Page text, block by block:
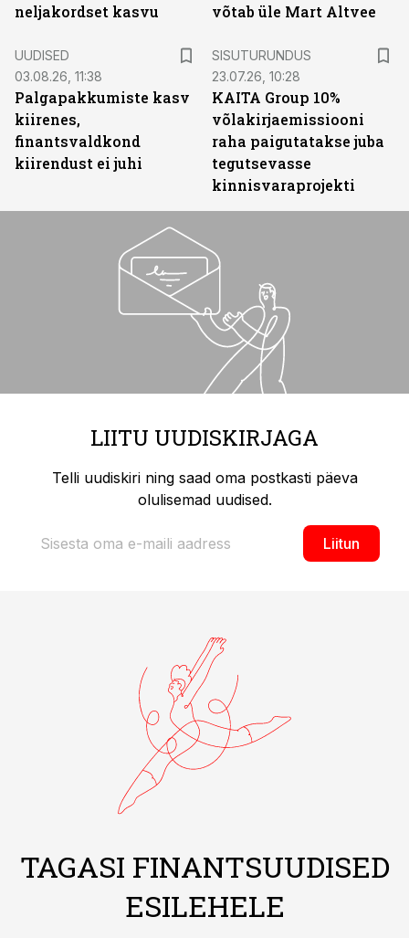
neljakordset kasvu
võtab üle Mart Altvee
UUDISED
03.08.26, 11:38
Palgapakkumiste kasv
kiirenes,
finantsvaldkond
kiirendust ei juhi
SISUTURUNDUS
23.07.26, 10:28
KAITA Group 10%
võlakirjaemissiooni
raha paigutatakse juba
tegutsevasse
kinnisvaraprojekti
LIITU UUDISKIRJAGA
Telli uudiskiri ning saad oma postkasti päeva
olulisemad uudised.
Liitun
TAGASI FINANTSUUDISED
ESILEHELE